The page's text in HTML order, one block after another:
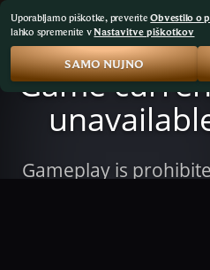
Uporabljamo piškotke, preveriteObvestilo o
lahko spremenite vNastavitve piškotkov
SAMO NUJNO